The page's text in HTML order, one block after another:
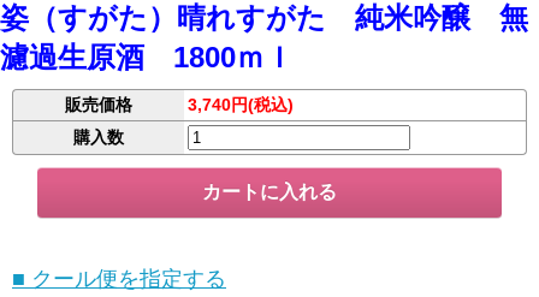
姿（すがた）晴れすがた 純米吟醸 無
濾過生原酒 1800ｍｌ
販売価格
3,740円(税込)
購入数
■ クール便を指定する